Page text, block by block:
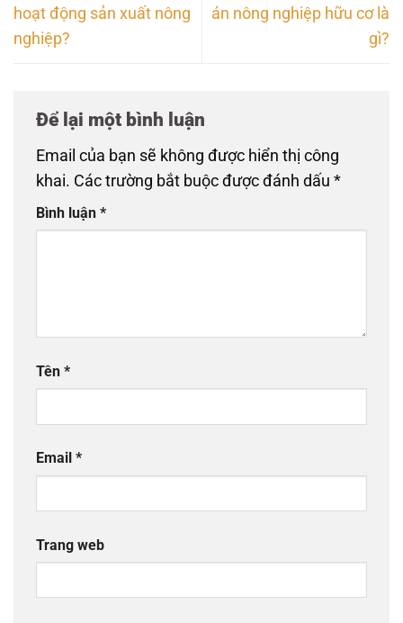
hoạt động sản xuất nông
nghiệp?
án nông nghiệp hữu cơ là
gì?
Để lại một bình luận
Email của bạn sẽ không được hiển thị công
khai. Các trường bắt buộc được đánh dấu *
Bình luận *
Tên *
Email *
Trang web